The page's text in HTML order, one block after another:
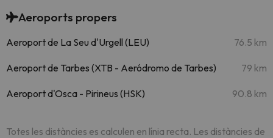
Aeroports propers
Aeroport de La Seu d'Urgell (LEU) 76.5 km
Aeroport de Tarbes (XTB - Aeródromo de Tarbes) 79 km
Aeroport d'Osca - Pirineus (HSK) 90.8 km
Totes les distàncies es calculen en línia recta. Les distàncies de